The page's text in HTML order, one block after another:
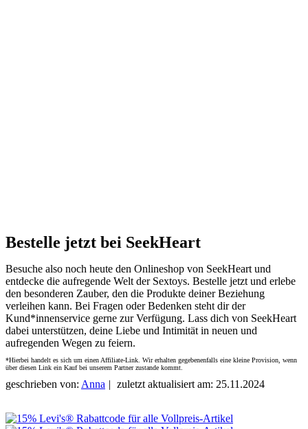
Bestelle jetzt bei SeekHeart
Besuche also noch heute den Onlineshop von SeekHeart und
entdecke die aufregende Welt der Sextoys. Bestelle jetzt und erlebe
den besonderen Zauber, den die Produkte deiner Beziehung
verleihen kann. Bei Fragen oder Bedenken steht dir der
Kund*innenservice gerne zur Verfügung. Lass dich von SeekHeart
dabei unterstützen, deine Liebe und Intimität in neuen und
aufregenden Wegen zu feiern.
*Hierbei handelt es sich um einen Affiliate-Link. Wir erhalten gegebenenfalls eine kleine Provision, wenn
über diesen Link ein Kauf bei unserem Partner zustande kommt.
geschrieben von: Anna | zuletzt aktualisiert am: 25.11.2024